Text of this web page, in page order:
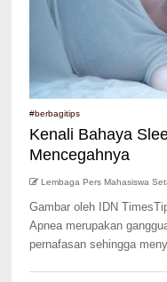
#berbagitips
Kenali Bahaya
Mencegahnya
Lembaga Pers Mahasiswa
Gambar oleh IDN
Apnea merupakan
pernafasan sehingga